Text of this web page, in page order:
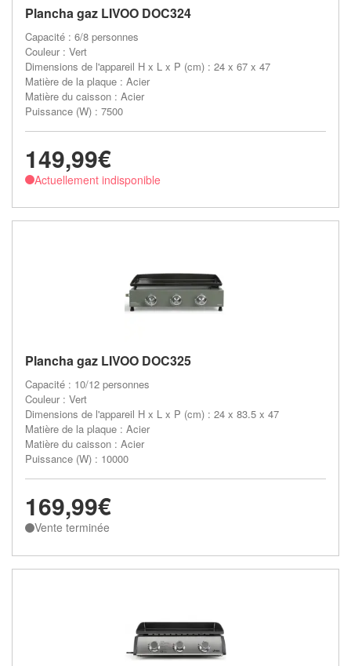
Plancha gaz LIVOO DOC324
Capacité : 6/8 personnes
Couleur : Vert
Dimensions de l'appareil H x L x P (cm) : 24 x 67 x 47
Matière de la plaque : Acier
Matière du caisson : Acier
Puissance (W) : 7500
149,99€
Actuellement indisponible
Plancha gaz LIVOO DOC325
Capacité : 10/12 personnes
Couleur : Vert
Dimensions de l'appareil H x L x P (cm) : 24 x 83.5 x 47
Matière de la plaque : Acier
Matière du caisson : Acier
Puissance (W) : 10000
169,99€
Vente terminée